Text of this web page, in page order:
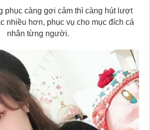
phục càng gợi cảm thì càng hút lượt
nhiều hơn, phục vụ cho mục đích cá
nhân từng người.